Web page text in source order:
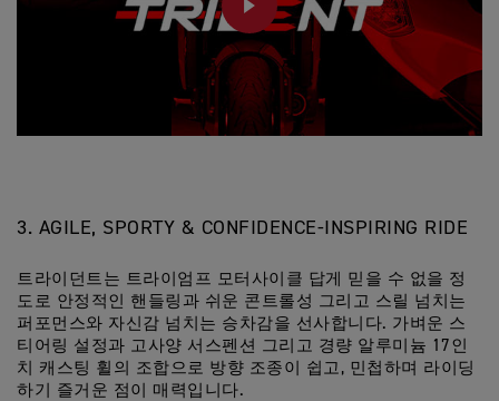
PLAY
3. AGILE, SPORTY & CONFIDENCE-INSPIRING RIDE
트라이던트는 트라이엄프 모터사이클 답게 믿을 수 없을 정
도로 안정적인 핸들링과 쉬운 콘트롤성 그리고 스릴 넘치는
퍼포먼스와 자신감 넘치는 승차감을 선사합니다. 가벼운 스
티어링 설정과 고사양 서스펜션 그리고 경량 알루미늄 17인
치 캐스팅 휠의 조합으로 방향 조종이 쉽고, 민첩하며 라이딩
하기 즐거운 점이 매력입니다.